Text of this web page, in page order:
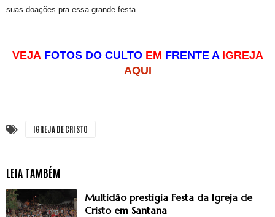
suas doações pra essa grande festa.
VEJA FOTOS DO CULTO EM FRENTE A IGREJA
AQUI
IGREJA DE CRISTO
Multidão prestigia Festa da Igreja de
Cristo em Santana